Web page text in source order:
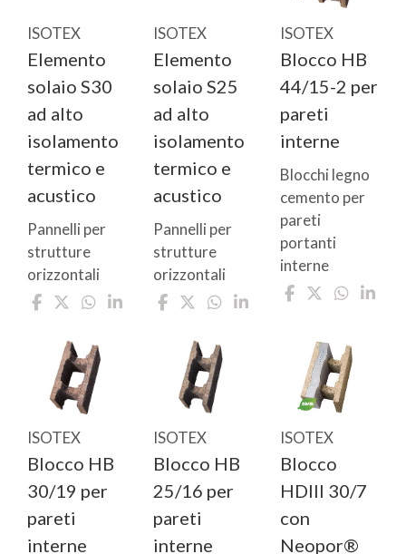
ISOTEX
Elemento
solaio S30
ad alto
isolamento
termico e
acustico
Pannelli per
strutture
orizzontali
ISOTEX
Elemento
solaio S25
ad alto
isolamento
termico e
acustico
Pannelli per
strutture
orizzontali
ISOTEX
Blocco HB
44/15-2 per
pareti
interne
Blocchi legno
cemento per
pareti
portanti
interne
ISOTEX
Blocco HB
30/19 per
pareti
interne
ISOTEX
Blocco HB
25/16 per
pareti
interne
ISOTEX
Blocco
HDIII 30/7
con
Neopor®